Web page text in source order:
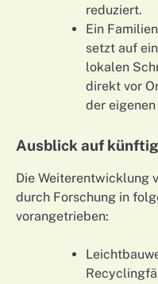
reduziert.
Ein
setzt auf
lokalen
direkt vor
der
Ausblick auf
Die Weiterentwicklung
durch Forschung in
vorangetrieben: